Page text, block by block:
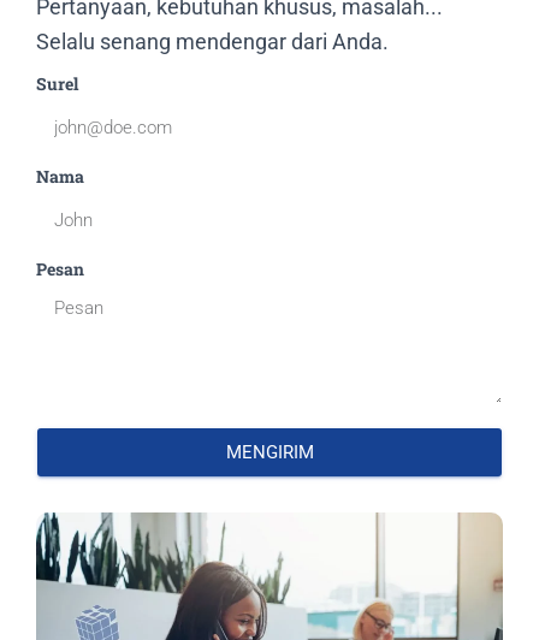
Pertanyaan, kebutuhan khusus, masalah...
Selalu senang mendengar dari Anda.
Surel
Nama
Pesan
MENGIRIM